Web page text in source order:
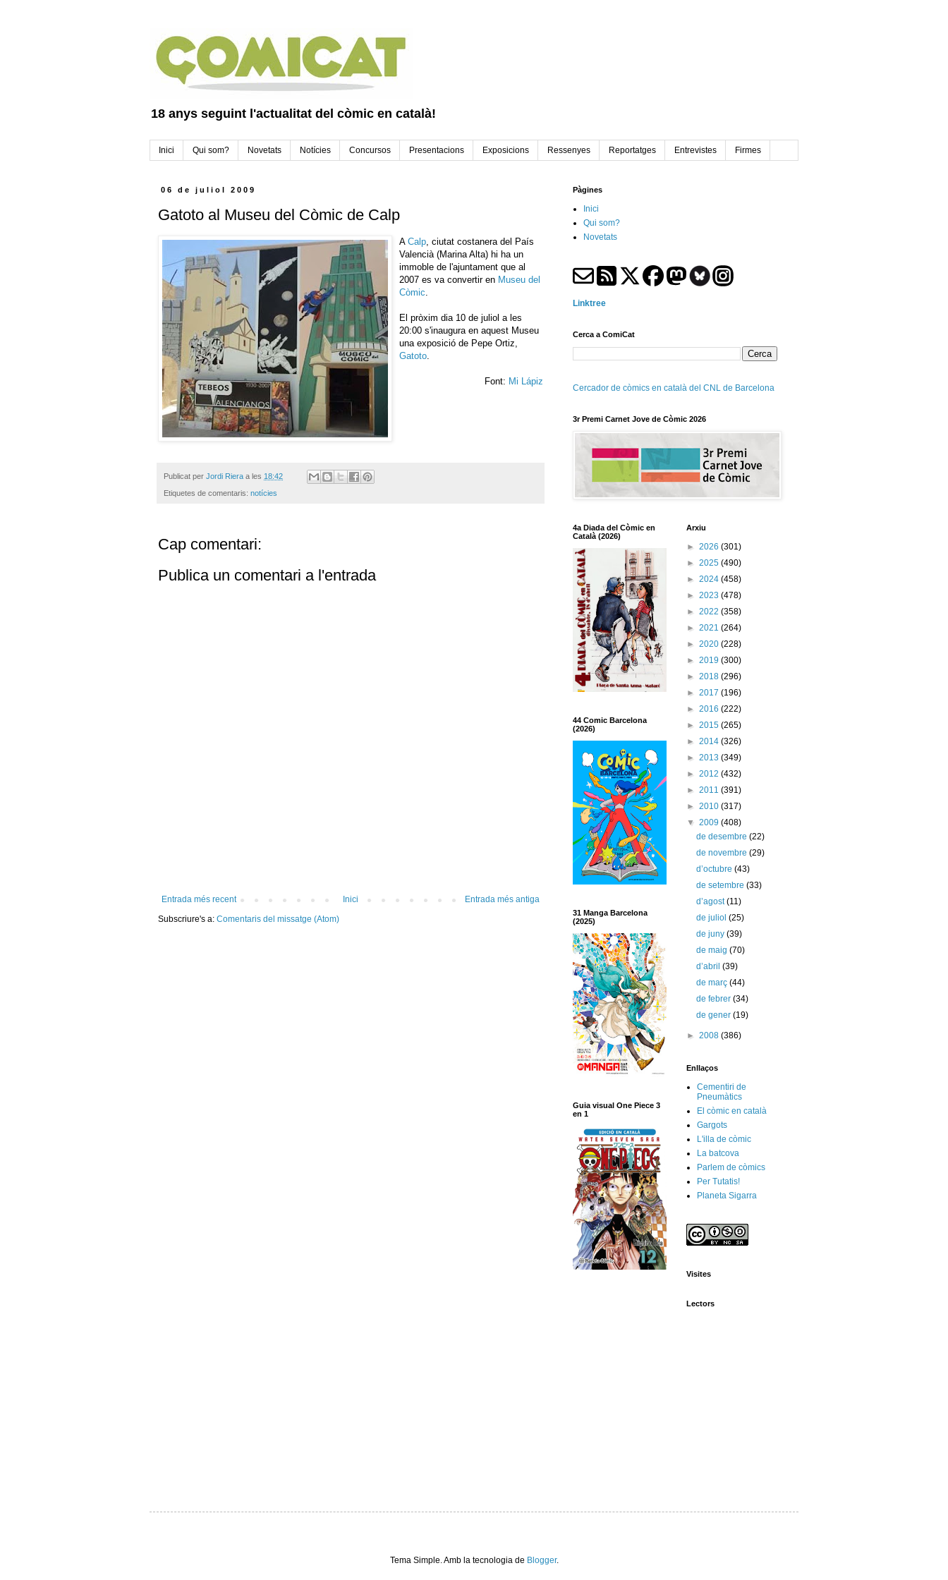
18 anys seguint l'actualitat del còmic en català!
Inici Qui som? Novetats Notícies Concursos Presentacions Exposicions Ressenyes Reportatges Entrevistes Firmes
06 de juliol 2009
Gatoto al Museu del Còmic de Calp
A Calp, ciutat costanera del País
Valencià (Marina Alta) hi ha un
immoble de l'ajuntament que al
2007 es va convertir en Museu del
Còmic.
El pròxim dia 10 de juliol a les
20:00 s'inaugura en aquest Museu
una exposició de Pepe Ortiz,
Gatoto.
Font: Mi Lápiz
Publicat per Jordi Riera a les 18:42
Etiquetes de comentaris: notícies
Cap comentari:
Publica un comentari a l'entrada
Entrada més recent Entrada més antiga
Inici
Subscriure's a: Comentaris del missatge (Atom)
Pàgines
Inici
Qui som?
Novetats
Linktree
Cerca a ComiCat
Cercador de còmics en català del CNL de Barcelona
3r Premi Carnet Jove de Còmic 2026
4a Diada del Còmic en
Català (2026)
44 Comic Barcelona
(2026)
31 Manga Barcelona
(2025)
Guia visual One Piece 3
en 1
Arxiu
► 2026 (301)
► 2025 (490)
► 2024 (458)
► 2023 (478)
► 2022 (358)
► 2021 (264)
► 2020 (228)
► 2019 (300)
► 2018 (296)
► 2017 (196)
► 2016 (222)
► 2015 (265)
► 2014 (326)
► 2013 (349)
► 2012 (432)
► 2011 (391)
► 2010 (317)
▼ 2009 (408)
de desembre(22)
de novembre(29)
d’octubre(43)
de setembre(33)
d’agost(11)
de juliol(25)
de juny(39)
de maig(70)
d’abril(39)
de març(44)
de febrer(34)
de gener(19)
► 2008 (386)
Enllaços
Cementiri de
Pneumàtics
El còmic en català
Gargots
L'illa de còmic
La batcova
Parlem de còmics
Per Tutatis!
Planeta Sigarra
Visites
Lectors
Tema Simple. Amb la tecnologia de Blogger.